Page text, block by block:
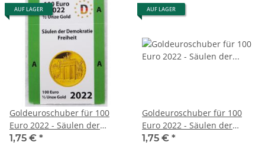
AUF LAGER
Goldeuroschuber für 100
Euro 2022 - Säulen der
Demokratie - Freiheit - A
1,75 € *
AUF LAGER
Goldeuroschuber für 100
Euro 2022 - Säulen der
Demokratie - Freiheit - D
1,75 € *